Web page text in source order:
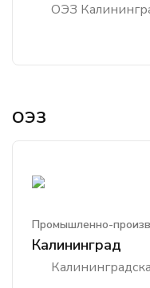
ОЭЗ
ОЭЗ
Промышленно-
Калининград